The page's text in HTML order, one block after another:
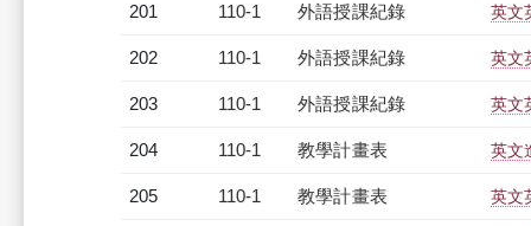
201 110-1 外語授課紀錄 英文
202 110-1 外語授課紀錄 英文
203 110-1 外語授課紀錄 英文
204 110-1 教學計畫表 英文
205 110-1 教學計畫表 英文